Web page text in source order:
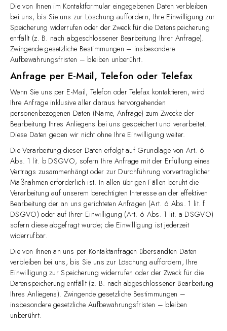
Die von Ihnen im Kontaktformular eingegebenen Daten verbleiben
bei uns, bis Sie uns zur Löschung auffordern, Ihre Einwilligung zur
Speicherung widerrufen oder der Zweck für die Datenspeicherung
entfällt (z. B. nach abgeschlossener Bearbeitung Ihrer Anfrage).
Zwingende gesetzliche Bestimmungen – insbesondere
Aufbewahrungsfristen – bleiben unberührt.
Anfrage per E-Mail, Telefon oder Telefax
Wenn Sie uns per E-Mail, Telefon oder Telefax kontaktieren, wird
Ihre Anfrage inklusive aller daraus hervorgehenden
personenbezogenen Daten (Name, Anfrage) zum Zwecke der
Bearbeitung Ihres Anliegens bei uns gespeichert und verarbeitet.
Diese Daten geben wir nicht ohne Ihre Einwilligung weiter.
Die Verarbeitung dieser Daten erfolgt auf Grundlage von Art. 6
Abs. 1 lit. b DSGVO, sofern Ihre Anfrage mit der Erfüllung eines
Vertrags zusammenhängt oder zur Durchführung vorvertraglicher
Maßnahmen erforderlich ist. In allen übrigen Fällen beruht die
Verarbeitung auf unserem berechtigten Interesse an der effektiven
Bearbeitung der an uns gerichteten Anfragen (Art. 6 Abs. 1 lit. f
DSGVO) oder auf Ihrer Einwilligung (Art. 6 Abs. 1 lit. a DSGVO)
sofern diese abgefragt wurde; die Einwilligung ist jederzeit
widerrufbar.
Die von Ihnen an uns per Kontaktanfragen übersandten Daten
verbleiben bei uns, bis Sie uns zur Löschung auffordern, Ihre
Einwilligung zur Speicherung widerrufen oder der Zweck für die
Datenspeicherung entfällt (z. B. nach abgeschlossener Bearbeitung
Ihres Anliegens). Zwingende gesetzliche Bestimmungen –
insbesondere gesetzliche Aufbewahrungsfristen – bleiben
unberührt.